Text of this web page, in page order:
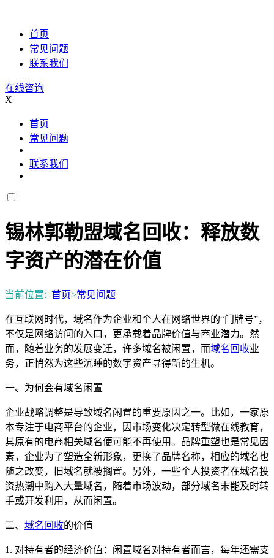
首页
常见问题
联系我们
在线咨询
X
首页
常见问题
联系我们
锡林郭勒盟域名回收：释放数
字资产的潜在价值
当前位置: 首页>常见问题
在互联网时代，域名作为企业和个人在网络世界的“门牌号”，
不仅是网络访问的入口，更承载着品牌价值与商业潜力。然
而，随着业务的发展变迁，许多域名被闲置，而域名回收业
务，正悄然为这些沉睡的数字资产寻得新的生机。
一、为何会有域名闲置
企业战略调整是导致域名闲置的重要原因之一。比如，一家原
本专注于电商平台的企业，因市场变化决定转型做在线教育，
其原有的电商相关域名便可能不再使用。品牌重塑也是常见因
素，企业为了塑造全新形象，更换了品牌名称，相应的域名也
随之改变，旧域名就被搁置。另外，一些个人投资者在域名投
资热潮中购入大量域名，随着市场波动，部分域名未能及时转
手或开发利用，从而闲置。
二、 域名回收的价值
1. 对持有者的经济价值：闲置域名对持有者而言，每年还需支